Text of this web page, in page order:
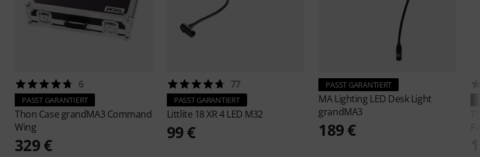
6
PASST GARANTIERT
Thon Case grandMA3 Command
Wing
329 €
77
PASST GARANTIERT
Littlite 18 XR 4 LED M32
99 €
PASST GARANTIERT
MA Lighting LED Desk Light
grandMA3
189 €